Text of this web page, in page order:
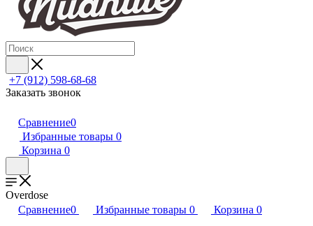
+7 (912) 598-68-68
Заказать звонок
Сравнение0
Избранные товары 0
Корзина 0
Overdose
Сравнение0 Избранные товары 0 Корзина 0